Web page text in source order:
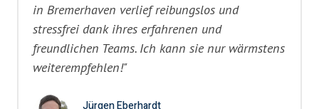
in Bremerhaven verlief reibungslos und
stressfrei dank ihres erfahrenen und
freundlichen Teams. Ich kann sie nur wärmstens
weiterempfehlen!"
Jürgen Eberhardt